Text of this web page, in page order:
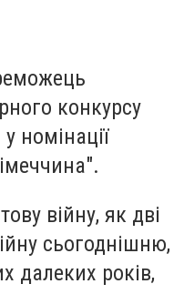
конкурсу
номінації
війну, як дві
сьогоднішню,
далеких років,